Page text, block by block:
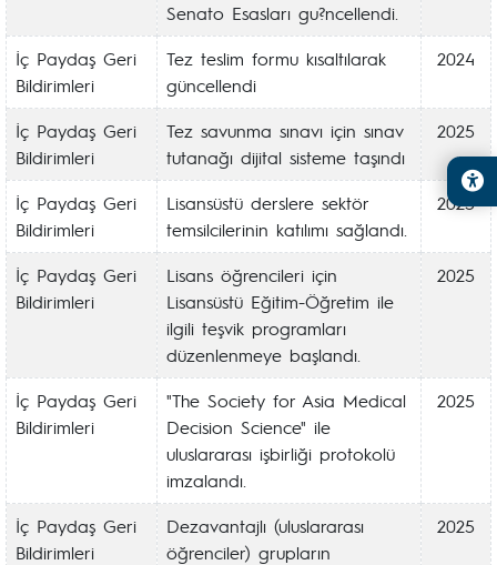
Senato Esasları gu?ncellendi.
İç Paydaş Geri
Bildirimleri
Tez teslim formu kısaltılarak
güncellendi
2024
İç Paydaş Geri
Bildirimleri
Tez savunma sınavı için sınav
tutanağı dijital sisteme taşındı
2025
İç Paydaş Geri
Bildirimleri
Lisansüstü derslere sektör
temsilcilerinin katılımı sağlandı.
2025
İç Paydaş Geri
Bildirimleri
Lisans öğrencileri için
Lisansüstü Eğitim-Öğretim ile
ilgili teşvik programları
düzenlenmeye başlandı.
2025
İç Paydaş Geri
Bildirimleri
"The Society for Asia Medical
Decision Science" ile
uluslararası işbirliği protokolü
imzalandı.
2025
İç Paydaş Geri
Bildirimleri
Dezavantajlı (uluslararası
öğrenciler) grupların
2025